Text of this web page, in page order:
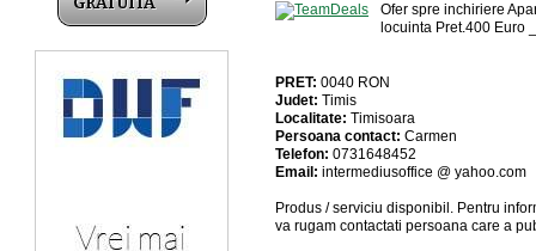
Ofer spre inchiriere
locuinta Pret.400 Euro
PRET: 0040 RON
Judet: Timis
Localitate: Timisoara
Persoana contact: Carmen
Telefon: 0731648452
Email: intermediusoffice @ yahoo.com
Produs / serviciu disponibil . Pentru
va rugam contactati persoana care a